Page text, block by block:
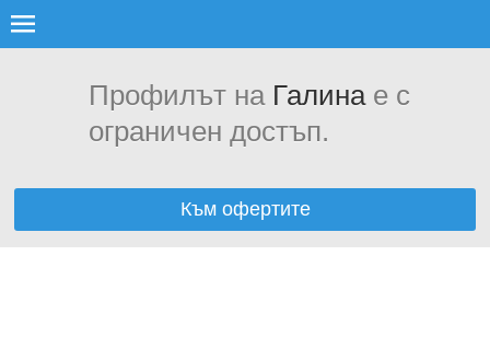
Профилът на Галинае с
ограничен достъп.
Към офертите